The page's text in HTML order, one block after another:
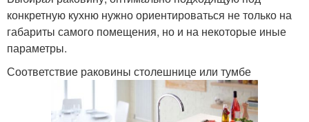
конкретную кухню нужно ориентироваться не только на
габариты самого помещения, но и на некоторые иные
параметры.
Соответствие раковины столешнице или тумбе